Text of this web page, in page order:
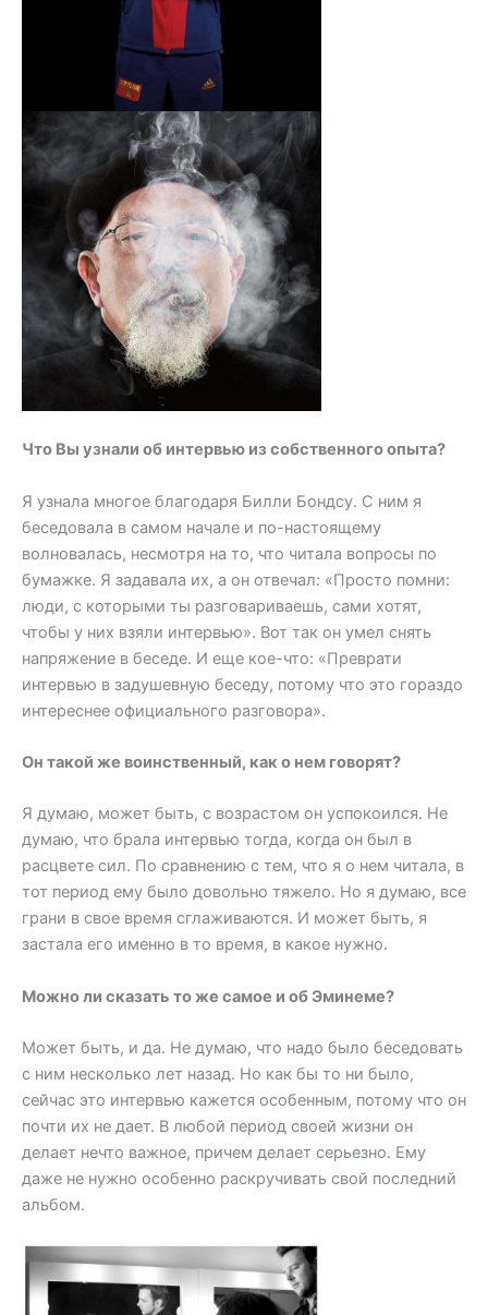
Что Вы узнали об интервью из собственного опыта?
Я узнала многое благодаря Билли Бондсу. С ним я
беседовала в самом начале и по-настоящему
волновалась, несмотря на то, что читала вопросы по
бумажке. Я задавала их, а он отвечал: «Просто помни:
люди, с которыми ты разговариваешь, сами хотят,
чтобы у них взяли интервью». Вот так он умел снять
напряжение в беседе. И еще кое-что: «Преврати
интервью в задушевную беседу, потому что это гораздо
интереснее официального разговора».
Он такой же воинственный, как о нем говорят?
Я думаю, может быть, с возрастом он успокоился. Не
думаю, что брала интервью тогда, когда он был в
расцвете сил. По сравнению с тем, что я о нем читала, в
тот период ему было довольно тяжело. Но я думаю, все
грани в свое время сглаживаются. И может быть, я
застала его именно в то время, в какое нужно.
Можно ли сказать то же самое и об Эминеме?
Может быть, и да. Не думаю, что надо было беседовать
с ним несколько лет назад. Но как бы то ни было,
сейчас это интервью кажется особенным, потому что он
почти их не дает. В любой период своей жизни он
делает нечто важное, причем делает серьезно. Ему
даже не нужно особенно раскручивать свой последний
альбом.